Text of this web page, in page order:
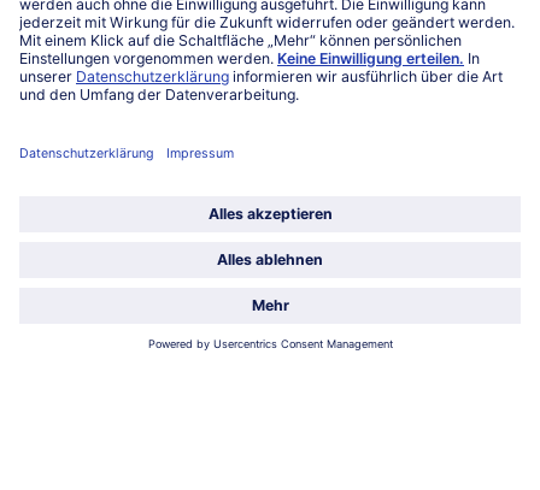
Service
Unternehmen